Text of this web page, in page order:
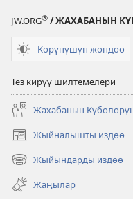
JW.ORG® / ЖАХАБАНЫН
Көрүнүшүн жөндөө
Тез кирүү шилтемелери
Жахабанын
Жыйналышты издөө
(жаңы
терезе
ачат)
Жыйындарды издөө
(жаңы
терезе
ачат)
Жаңылар